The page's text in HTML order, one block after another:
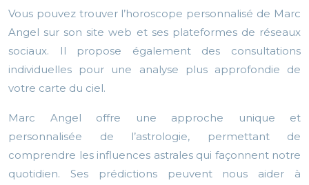
Vous pouvez trouver l’horoscope personnalisé de Marc
Angel sur son site web et ses plateformes de réseaux
sociaux. Il propose également des consultations
individuelles pour une analyse plus approfondie de
votre carte du ciel.
Marc Angel offre une approche unique et
personnalisée de l’astrologie, permettant de
comprendre les influences astrales qui façonnent notre
quotidien. Ses prédictions peuvent nous aider à